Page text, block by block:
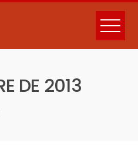
DE 2013